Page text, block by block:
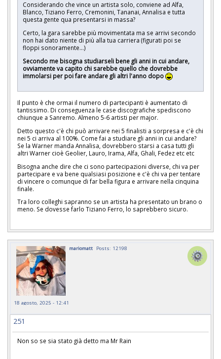
Considerando che vince un artista solo, conviene ad Alfa,
Blanco, Tiziano Ferro, Cremonini, Tananai, Annalisa e tutta
questa gente qua presentarsi in massa?
Certo, la gara sarebbe più movimentata ma se arrivi secondo
non hai dato niente di più alla tua carriera (figurati poi se
floppi sonoramente...)
Secondo me bisogna studiarseli bene gli anni in cui andare,
ovviamente va capito chi sarebbe quello che dovrebbe
immolarsi per poi fare andare gli altri l'anno dopo
Il punto è che ormai il numero di partecipanti è aumentato di
tantissimo. Di conseguenza le case discografiche spediscono
chiunque a Sanremo. Almeno 5-6 artisti per major.
Detto questo c'è chi può arrivare nei 5 finalisti a sorpresa e c'è chi
nei 5 ci arriva al 100%. Come fai a studiare gli anni in cui andare?
Se la Warner manda Annalisa, dovrebbero starsi a casa tutti gli
altri Warner cioè Geolier, Lauro, Irama, Alfa, Ghali, Fedez etc etc
Bisogna anche dire che ci sono partecipazioni diverse, chi va per
partecipare e va bene qualsiasi posizione e c'è chi va per tentare
di vincere o comunque di far bella figura e arrivare nella cinquina
finale.
Tra loro colleghi sapranno se un artista ha presentato un brano o
meno. Se dovesse farlo Tiziano Ferro, lo saprebbero sicuro.
mariomatt Posts: 12198
18 agosto, 2025 - 12:41
251
Non so se sia stato già detto ma Mr Rain